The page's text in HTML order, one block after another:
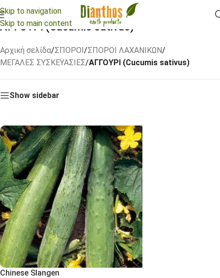
Skip to navigation
Skip to main content
ΑΓΓΟΥΡΙ (Cucumis sativus)
Αρχική σελίδα/ΣΠΟΡΟΙ/ΣΠΟΡΟΙ ΛΑΧΑΝΙΚΩΝ/
ΜΕΓΑΛΕΣ ΣΥΣΚΕΥΑΣΙΕΣ/ΑΓΓΟΥΡΙ (Cucumis sativus)
Show sidebar
Chinese Slangen